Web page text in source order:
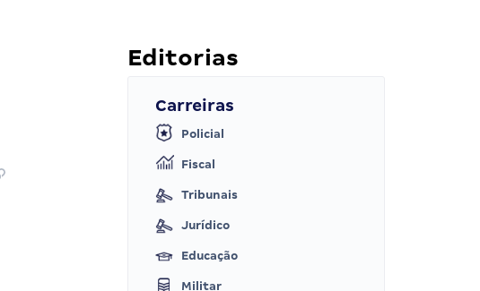
Editorias
Carreiras
Policial
Fiscal
Tribunais
Jurídico
Educação
Militar